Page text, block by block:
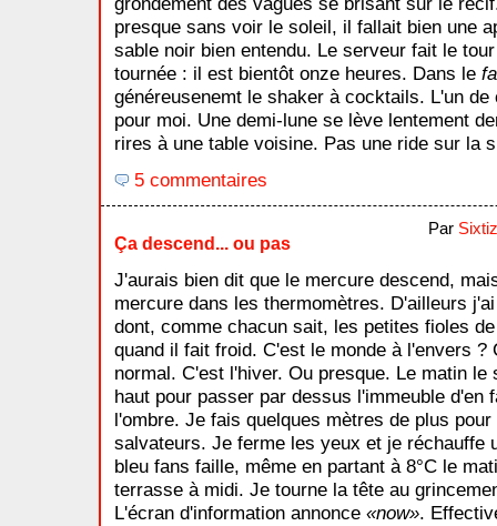
presque sans voir le soleil, il fallait bien une
sable noir bien entendu. Le serveur fait le
tournée : il est bientôt onze heures. Dans le
généreusenemt le shaker à cocktails. L'un
pour moi. Une demi-lune se lève lentement
rires à une table voisine. Pas une ride sur la
5 commentaires
Ça descend... ou pas
Par Sixtiz
J'aurais bien dit que le mercure descend,
mercure dans les thermomètres. D'ailleurs
dont, comme chacun sait, les petites fioles
quand il fait froid. C'est le monde à l'envers ?
normal. C'est l'hiver. Ou presque. Le matin
haut pour passer par dessus l'immeuble d'en
l'ombre. Je fais quelques mètres de plus
salvateurs. Je ferme les yeux et je réchauffe
bleu fans faille, même en partant à 8°C le
terrasse à midi. Je tourne la tête au
L'écran d'information annonce
now .